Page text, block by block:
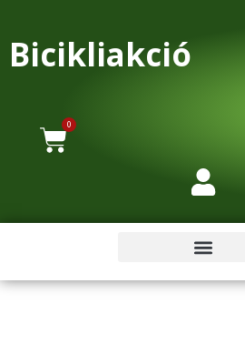
Bicikliakció
0